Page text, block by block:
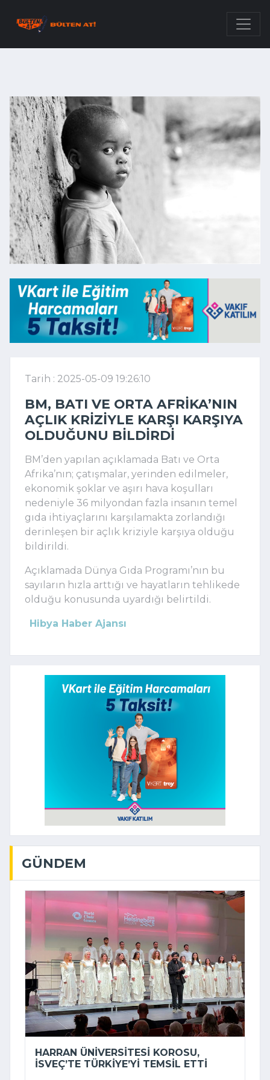
Tarih : 2025-05-09 19:26:10
BM, BATI VE ORTA AFRIKA’NIN
AÇLIK KRIZIYLE KARŞI KARŞIYA
OLDUĞUNU BILDIRDI
BM’den yapılan açıklamada Batı ve Orta
Afrika’nın; çatışmalar, yerinden edilmeler,
ekonomik şoklar ve aşırı hava koşulları
nedeniyle 36 milyondan fazla insanın temel
gıda ihtiyaçlarını karşılamakta zorlandığı
derinleşen bir açlık kriziyle karşıya olduğu
bildirildi.
Açıklamada Dünya Gıda Programı’nın bu
sayıların hızla arttığı ve hayatların tehlikede
olduğu konusunda uyardığı belirtildi.
Hibya Haber Ajansı
GÜNDEM
HARRAN ÜNIVERSITESI KOROSU,
İSVEÇ’TE TÜRKIYE’YI TEMSIL ETTI